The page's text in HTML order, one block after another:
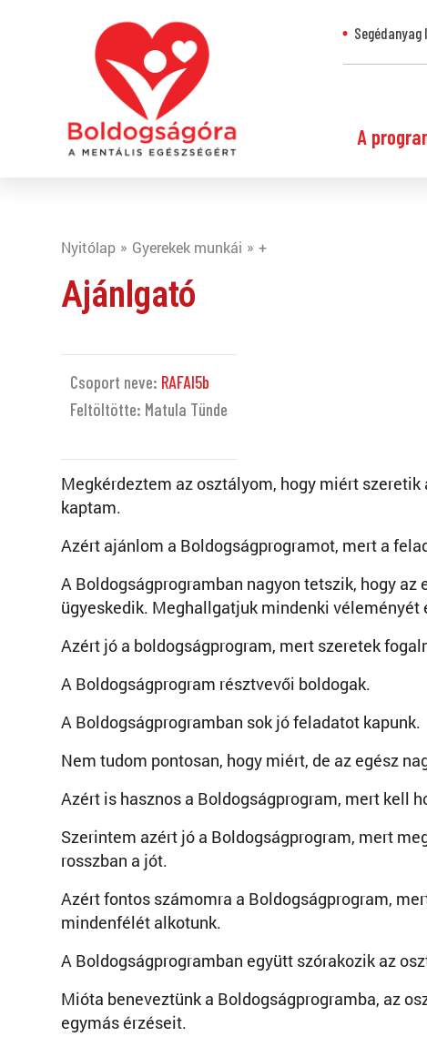
A
Nyitólap Gyerekek munkái +
Ajánlgató
Csoport neve: RAFAI5b
Feltöltötte: Matula Tünde
Megkérdeztem az osztályom, hogy miért
kaptam.
Azért ajánlom a Boldogságprogramot, mert a
A Boldogságprogramban nagyon tetszik, hogy
ügyeskedik. Meghallgatjuk mindenki
Azért jó a boldogságprogram, mert szeretek
A Boldogságprogram résztvevői boldogak.
A Boldogságprogramban sok jó feladatot kapunk.
Nem tudom pontosan, hogy miért, de az egész
Azért is hasznos a Boldogságprogram, mert kell
Szerintem azért jó a Boldogságprogram, mert
rosszban a jót.
Azért fontos számomra a Boldogságprogram,
mindenfélét alkotunk.
A Boldogságprogramban együtt szórakozik az
Mióta beneveztünk a Boldogságprogramba, az
egymás érzéseit.